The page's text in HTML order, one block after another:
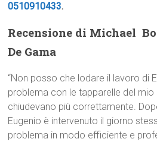
0510910433.
Recensione di Michael 
De Gama
“Non posso che lodare il lavoro di
problema con le tapparelle del mio
chiudevano più correttamente.
Eugenio è intervenuto il giorno
problema in modo efficiente e